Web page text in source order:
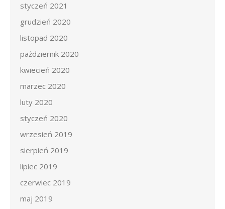
styczeń 2021
grudzień 2020
listopad 2020
październik 2020
kwiecień 2020
marzec 2020
luty 2020
styczeń 2020
wrzesień 2019
sierpień 2019
lipiec 2019
czerwiec 2019
maj 2019